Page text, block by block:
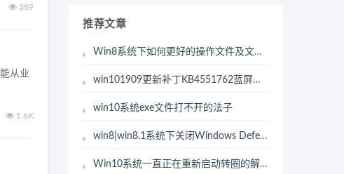
389
从业
1.6K
推荐文章
Win8系统下如何更好的操作文件及文件夹
win101909更新补丁KB4551762蓝屏怎么办?win101909更新补丁KB4551762蓝屏的解决方法
win10系统exe文件打不开的法子
win8|win8.1系统下关闭Windows Defender功能的详细步骤
Win10系统一直正在重新启动转圈的解决方法